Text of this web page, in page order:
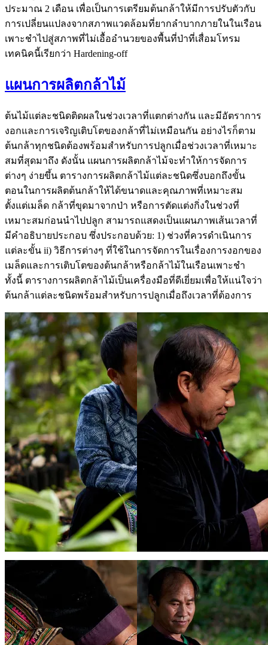
ประมาณ 2 เดือน เพื่อเป็นการเตรียมต้นกล้าให้มีการปรับตัวกับ
การเปลี่ยนแปลงจากสภาพแวดล้อมที่ยากลำบากภายในในเรือน
เพาะชำไปสู่สภาพที่ไม่เอื้ออำนวยของพื้นที่ป่าที่เสื่อมโทรม
เทคนิคนี้เรียกว่า Hardening-off
แผนการผลิตกล้าไม้
ต้นไม้แต่ละชนิดติดผลในช่วงเวลาที่แตกต่างกัน และมีอัตราการ
งอกและการเจริญเติบโตของกล้าที่ไม่เหมือนกัน อย่างไรก็ตาม
ต้นกล้าทุกชนิดต้องพร้อมสำหรับการปลูกเมื่อช่วงเวลาที่เหมาะ
สมที่สุดมาถึง ดังนั้น แผนการผลิตกล้าไม้จะทำให้การจัดการ
ต่างๆ ง่ายขึ้น ตารางการผลิตกล้าไม้แต่ละชนิดซึ่งบอกถึงขั้น
ตอนในการผลิตต้นกล้าให้ได้ขนาดและคุณภาพที่เหมาะสม
ตั้งแต่เมล็ด กล้าที่ขุดมาจากป่า หรือการตัดแต่งกิ่งในช่วงที่
เหมาะสมก่อนนำไปปลูก สามารถแสดงเป็นแผนภาพเส้นเวลาที่
มีคำอธิบายประกอบ ซึ่งประกอบด้วย: 1) ช่วงที่ควรดำเนินการ
แต่ละขั้น ii) วิธีการต่างๆ ที่ใช้ในการจัดการในเรื่องการงอกของ
เมล็ดและการเติบโตของต้นกล้าหรือกล้าไม้ในเรือนเพาะชำ
ทั้งนี้ ตารางการผลิตกล้าไม้เป็นเครื่องมือที่ดีเยี่ยมเพื่อให้แน่ใจว่า
ต้นกล้าแต่ละชนิดพร้อมสำหรับการปลูกเมื่อถึงเวลาที่ต้องการ